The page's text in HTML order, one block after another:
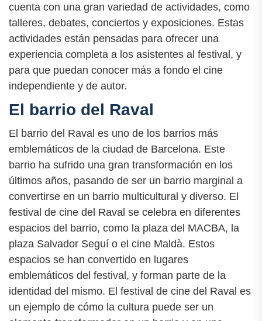
cuenta con una gran variedad de actividades, como
talleres, debates, conciertos y exposiciones. Estas
actividades están pensadas para ofrecer una
experiencia completa a los asistentes al festival, y
para que puedan conocer más a fondo el cine
independiente y de autor.
El barrio del Raval
El barrio del Raval es uno de los barrios más
emblemáticos de la ciudad de Barcelona. Este
barrio ha sufrido una gran transformación en los
últimos años, pasando de ser un barrio marginal a
convertirse en un barrio multicultural y diverso. El
festival de cine del Raval se celebra en diferentes
espacios del barrio, como la plaza del MACBA, la
plaza Salvador Seguí o el cine Maldà. Estos
espacios se han convertido en lugares
emblemáticos del festival, y forman parte de la
identidad del mismo. El festival de cine del Raval es
un ejemplo de cómo la cultura puede ser un